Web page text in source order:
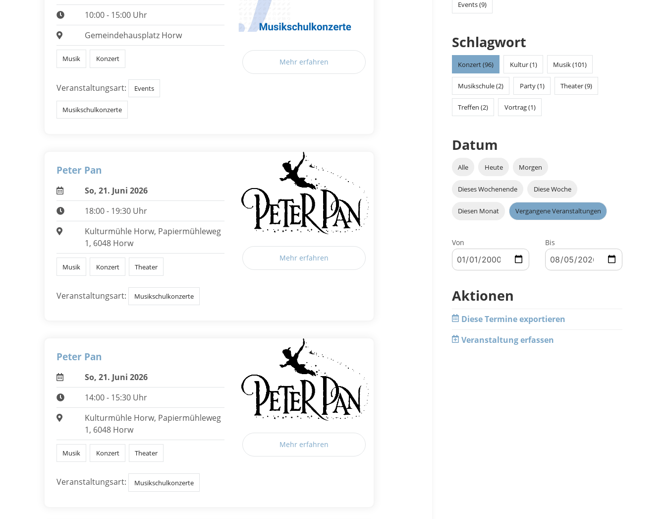
10:00 - 15:00 Uhr
Gemeindehausplatz Horw
Musik Konzert
Veranstaltungsart: Events
Musikschulkonzerte
Mehr erfahren
Peter Pan
So, 21. Juni 2026
18:00 - 19:30 Uhr
Kulturmühle Horw, Papiermühleweg
1, 6048 Horw
Musik Konzert Theater
Veranstaltungsart: Musikschulkonzerte
Mehr erfahren
Peter Pan
So, 21. Juni 2026
14:00 - 15:30 Uhr
Kulturmühle Horw, Papiermühleweg
1, 6048 Horw
Musik Konzert Theater
Veranstaltungsart: Musikschulkonzerte
Mehr erfahren
Events (9)
Schlagwort
Konzert (96) Kultur (1) Musik (101)
Musikschule (2) Party (1) Theater (9)
Treffen (2) Vortrag (1)
Datum
Alle Heute Morgen
Dieses Wochenende Diese Woche
Diesen Monat Vergangene Veranstaltungen
Von Bis
Aktionen
Diese Termine exportieren
Veranstaltung erfassen